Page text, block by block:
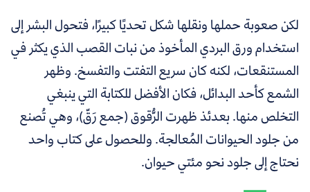
لكن صعوبة حملها ونقلها شكل تحديًا كبيرًا، فتحول البشر إلى
استخدام ورق البردي المأخوذ من نبات القصب الذي يكثر في
المستنقعات، لكنه كان سريع التفتت والتفسخ. وظهر
الشمع كأحد البدائل، فكان الأفضل للكتابة التي ينبغي
التخلص منها. بعدئذ ظهرت الرُّقوق (جمع رَقّ)، وهي تُصنع
من جلود الحيوانات المُعالجة. وللحصول على كتاب واحد
نحتاج إلى جلود نحو مئتي حيوان.